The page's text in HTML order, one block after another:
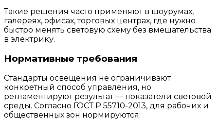
Такие решения часто применяют в шоурумах,
галереях, офисах, торговых центрах, где нужно
быстро менять световую схему без вмешательства
в электрику.
Нормативные требования
Стандарты освещения не ограничивают
конкретный способ управления, но
регламентируют результат — показатели световой
среды. Согласно ГОСТ Р 55710-2013, для рабочих и
общественных зон нормируются: